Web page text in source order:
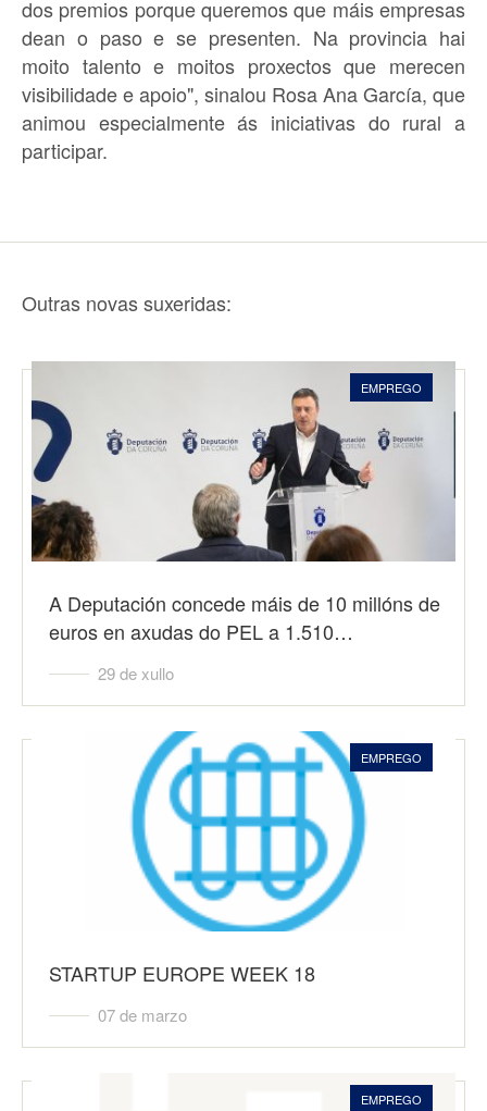
dos premios porque queremos que máis empresas
dean o paso e se presenten. Na provincia hai
moito talento e moitos proxectos que merecen
visibilidade e apoio", sinalou Rosa Ana García, que
animou especialmente ás iniciativas do rural a
participar.
Outras novas suxeridas:
EMPREGO
A Deputación concede máis de 10 millóns de
euros en axudas do PEL a 1.510…
29 de xullo
EMPREGO
STARTUP EUROPE WEEK 18
07 de marzo
EMPREGO